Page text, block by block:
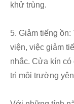
khử trùng.
5. Giảm tiếng
viện, việc giảm
nhắc. Cửa kín có
trì môi trường